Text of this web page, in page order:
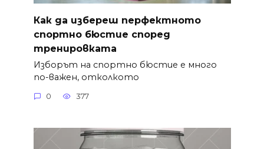
Как да избереш перфектното
спортно бюстие според
тренировката
Изборът на спортно бюстие е много
по-важен, отколкото
0 377